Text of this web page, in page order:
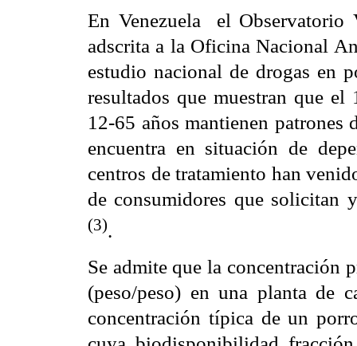
En Venezuela
el Observatorio
adscrita a la Oficina Nacional
estudio nacional de drogas en
resultados que muestran que
12-65 años mantienen
encuentra en situación de
centros de tratamiento han
de consumidores que solicitan
(3).
Se admite que la concentración
(peso/peso) en una planta de
concentración típica de un